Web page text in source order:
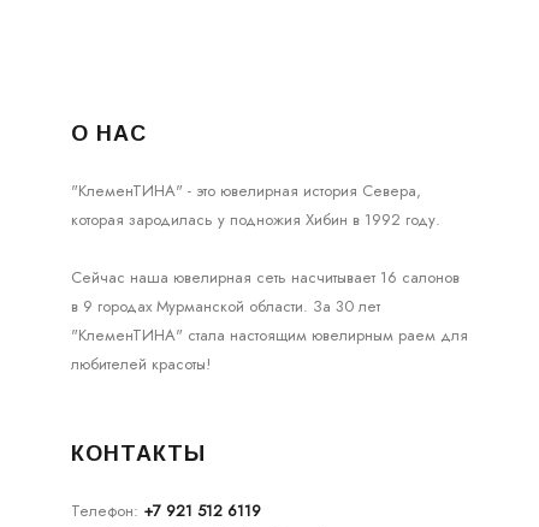
О НАС
"КлеменТИНА" - это ювелирная история Севера,
которая зародилась у подножия Хибин в 1992 году.
Сейчас наша ювелирная сеть насчитывает 16 салонов
в 9 городах Мурманской области. За 30 лет
"КлеменТИНА" стала настоящим ювелирным раем для
любителей красоты!
КОНТАКТЫ
Телефон: +7 921 512 6119